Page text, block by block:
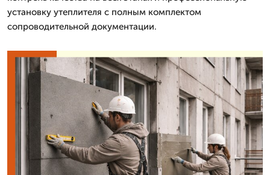
установку утеплителя с полным комплектом
сопроводительной документации.